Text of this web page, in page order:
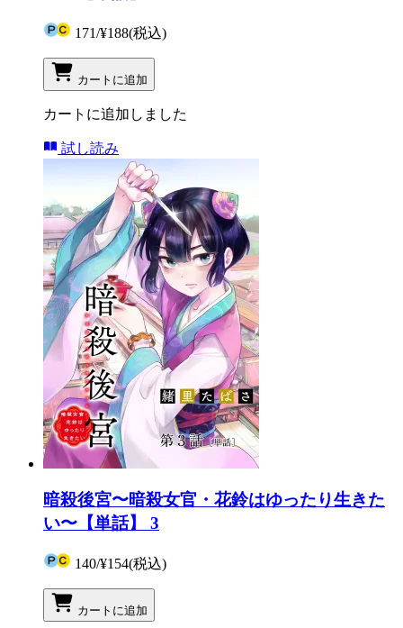
171/¥188(税込)
カートに追加
カートに追加しました
試し読み
暗殺後宮〜暗殺女官・花鈴はゆったり生きた
い〜【単話】 3
140/¥154(税込)
カートに追加